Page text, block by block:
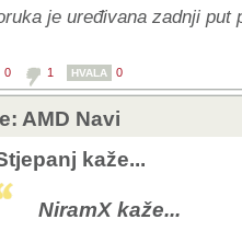
je uređivana zadnji put
0 1 HVALA 0
AMD Navi
kaže...
NiramX kaže...